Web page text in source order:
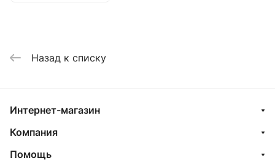
Назад к списку
Интернет-магазин
Компания
Помощь